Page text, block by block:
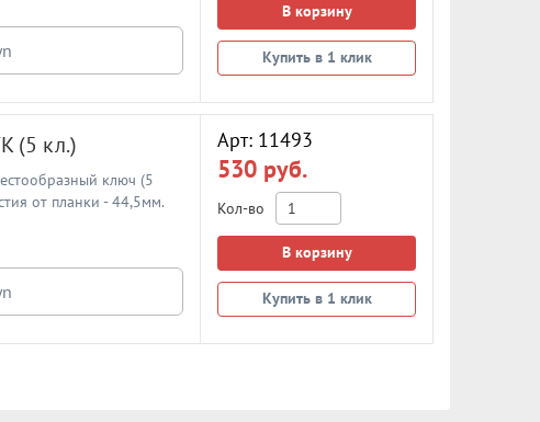
В корзину
Купить в 1 клик
(5 кл.)
ключ (5
от планки - 44,5мм.
Арт: 11493
530 руб.
Кол-во
В корзину
Купить в 1 клик